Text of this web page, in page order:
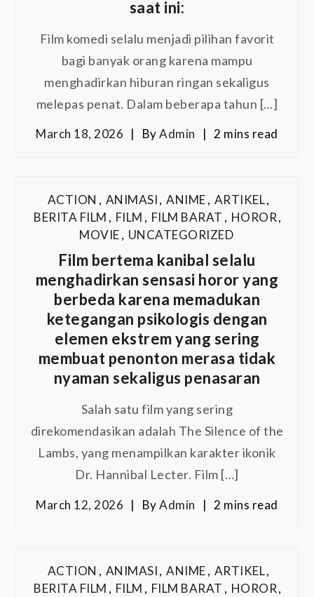
saat ini:
Film komedi selalu menjadi pilihan favorit
bagi banyak orang karena mampu
menghadirkan hiburan ringan sekaligus
melepas penat. Dalam beberapa tahun […]
March 18, 2026 ByAdmin 2 mins read
ACTION , ANIMASI, ANIME, ARTIKEL,
BERITA FILM , FILM , FILM BARAT , HOROR,
MOVIE, UNCATEGORIZED
Film bertema kanibal selalu
menghadirkan sensasi horor yang
berbeda karena memadukan
ketegangan psikologis dengan
elemen ekstrem yang sering
membuat penonton merasa tidak
nyaman sekaligus penasaran
Salah satu film yang sering
direkomendasikan adalah The Silence of the
Lambs, yang menampilkan karakter ikonik
Dr. Hannibal Lecter. Film […]
March 12, 2026 ByAdmin 2 mins read
ACTION , ANIMASI, ANIME, ARTIKEL,
BERITA FILM , FILM , FILM BARAT , HOROR,